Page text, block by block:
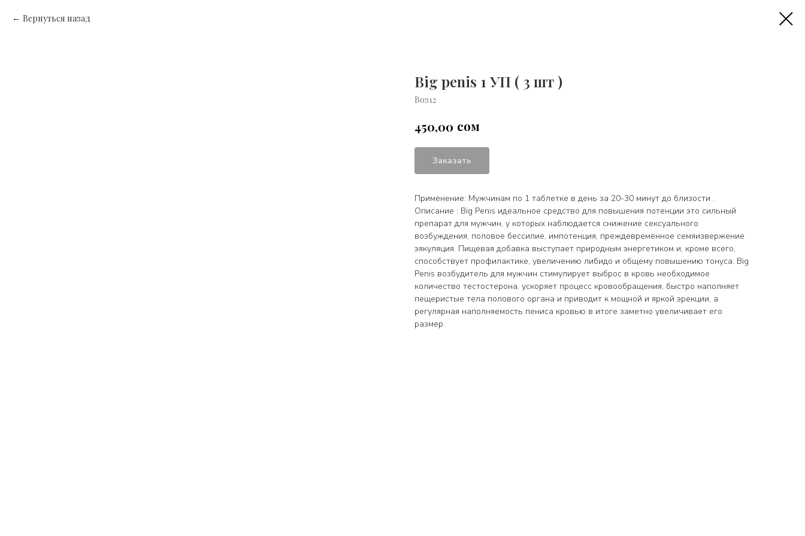
Вернуться назад
Big penis 1 УП ( 3 шт )
Воз12
450,00 сом
Заказать
Применение: Мужчинам по 1 таблетке в день за 20-30 минут до близости .
Описание : Big Penis идеальное средство для повышения потенции это сильный
препарат для мужчин, у которых наблюдается снижение сексуального
возбуждения, половое бессилие, импотенция, преждевременное семяизвержение
эякуляция. Пищевая добавка выступает природным энергетиком и, кроме всего,
способствует профилактике, увеличению либидо и общему повышению тонуса. Big
Penis возбудитель для мужчин стимулирует выброс в кровь необходимое
количество тестостерона, ускоряет процесс кровообращения, быстро наполняет
пещеристые тела полового органа и приводит к мощной и яркой эрекции, а
регулярная наполняемость пениса кровью в итоге заметно увеличивает его
размер.